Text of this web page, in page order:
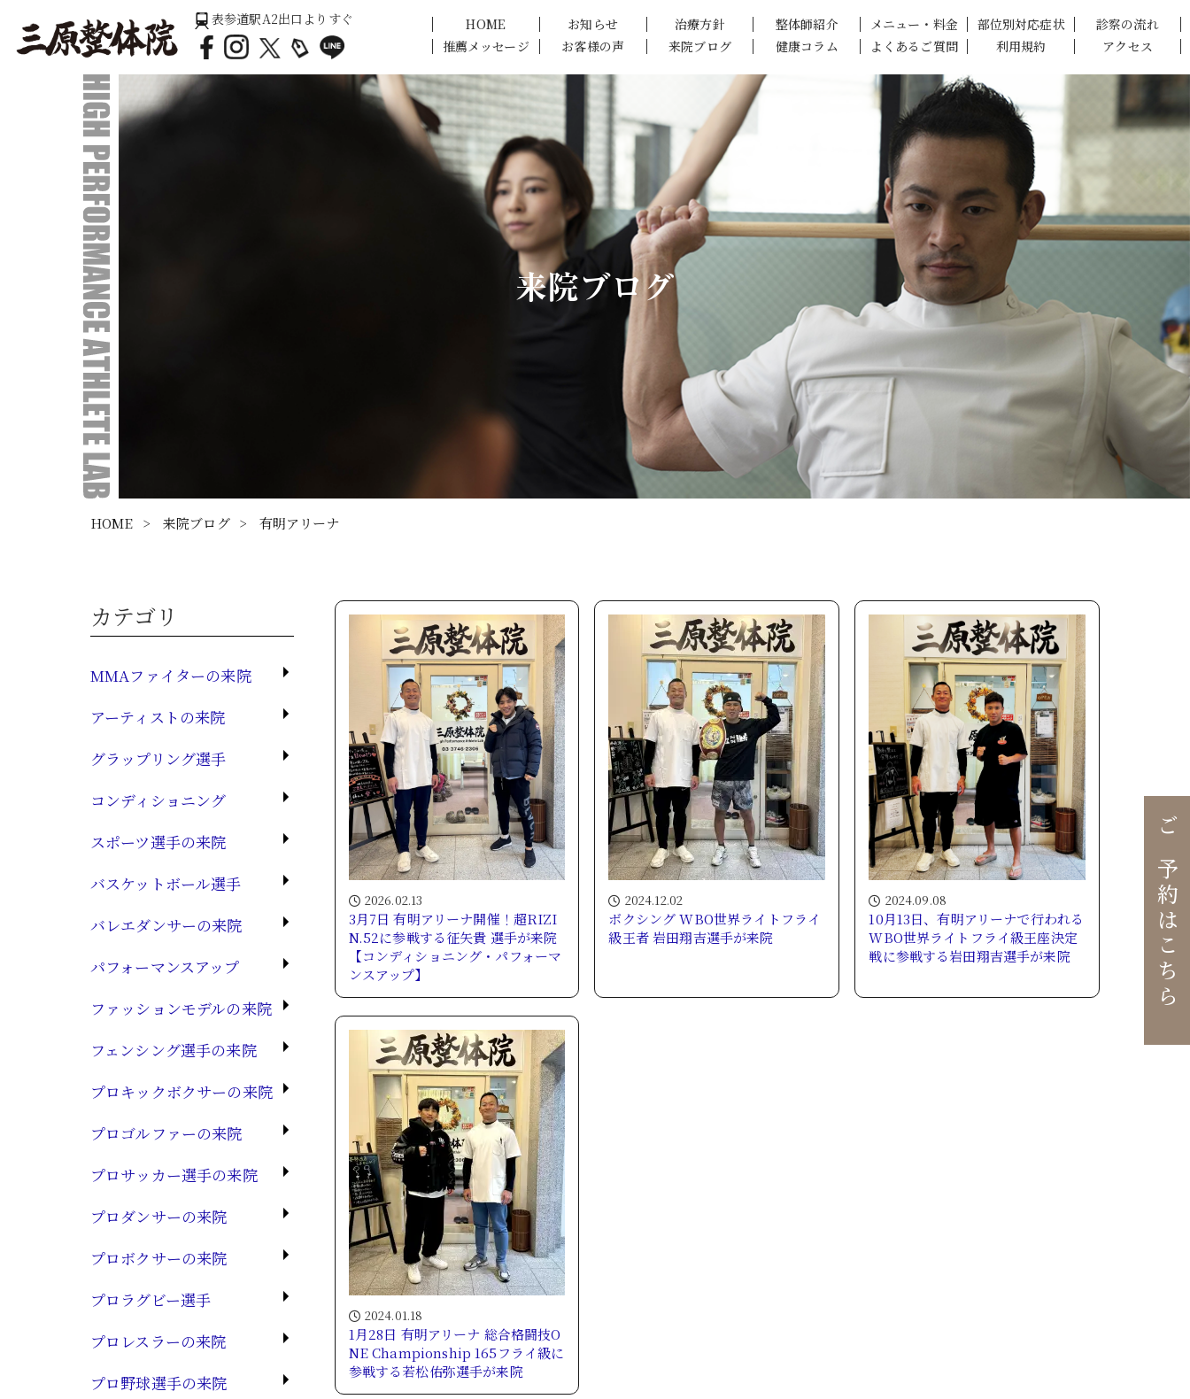
表参道駅A2出口よりすぐ HOME お知らせ 治療方針 整体師紹介 メニュー・料金 部位別対応症状
診察の流れ
推薦メッセージ
お客様の声 来院ブログ 健康コラム よくあるご質問 利用規約 アクセス
ご予約はこちら
来院ブログ
HOME > 来院ブログ > 有明アリーナ
2026.02.13
3月7日 有明アリーナ開催！超RIZI
N.52に参戦する征矢貴 選手が来院
【コンディショニング・パフォーマ
ンスアップ】
2024.12.02
ボクシング WBO世界ライトフライ
級王者 岩田翔吉選手が来院
2024.09.08
10月13日、有明アリーナで行われる
WBO世界ライトフライ級王座決定
戦に参戦する岩田翔吉選手が来院
2024.01.18
1月28日 有明アリーナ 総合格闘技O
NE Championship 165フライ級に
参戦する若松佑弥選手が来院
カテゴリ
MMAファイターの来院
アーティストの来院
グラップリング選手
コンディショニング
スポーツ選手の来院
バスケットボール選手
バレエダンサーの来院
パフォーマンスアップ
ファッションモデルの来院
フェンシング選手の来院
プロキックボクサーの来院
プロゴルファーの来院
プロサッカー選手の来院
プロダンサーの来院
プロボクサーの来院
プロラグビー選手
プロレスラーの来院
プロ野球選手の来院